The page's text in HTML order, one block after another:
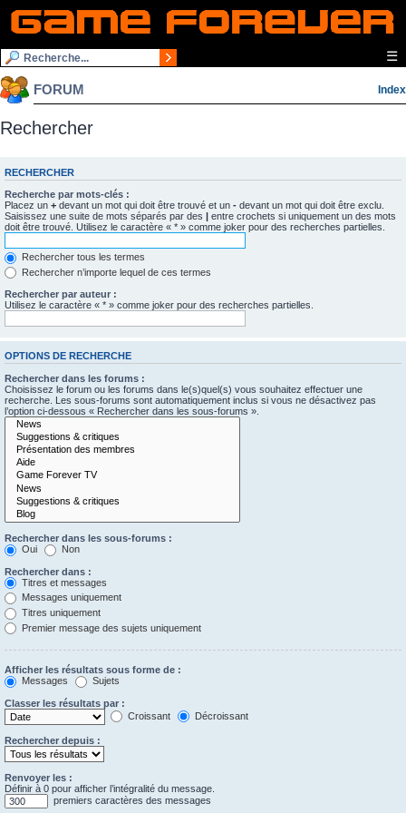
☰
FORUM Index
Rechercher
RECHERCHER
Recherche par mots-clés :
Placez un + devant un mot qui doit être trouvé et un - devant un mot qui doit être exclu.
Saisissez une suite de mots séparés par des | entre crochets si uniquement un des mots
doit être trouvé. Utilisez le caractère « * » comme joker pour des recherches partielles.
Rechercher tous les termes
Rechercher n’importe lequel de ces termes
Rechercher par auteur :
Utilisez le caractère « * » comme joker pour des recherches partielles.
OPTIONS DE RECHERCHE
Rechercher dans les forums :
Choisissez le forum ou les forums dans le(s)quel(s) vous souhaitez effectuer une
recherche. Les sous-forums sont automatiquement inclus si vous ne désactivez pas
l’option ci-dessous « Rechercher dans les sous-forums ».
Rechercher dans les sous-forums :
Oui
Non
Rechercher dans :
Titres et messages
Messages uniquement
Titres uniquement
Premier message des sujets uniquement
Afficher les résultats sous forme de :
Messages
Sujets
Classer les résultats par :
Croissant
Décroissant
Rechercher depuis :
Renvoyer les :
Définir à 0 pour afficher l’intégralité du message.
premiers caractères des messages